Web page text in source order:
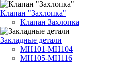
Клапан "Захлопка"
Клапан Захлопка
Закладные детали
МН101-МН104
МН105-МН116